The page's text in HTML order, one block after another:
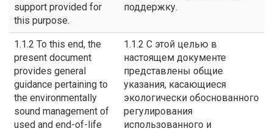
support provided for
this purpose.
поддержку.
1.1.2 To this end, the
present document
provides general
guidance pertaining to
the environmentally
sound management of
used and end-of-life
1.1.2 С этой целью в
настоящем документе
представлены общие
указания, касающиеся
экологически обоснованного
регулирования
использованного и